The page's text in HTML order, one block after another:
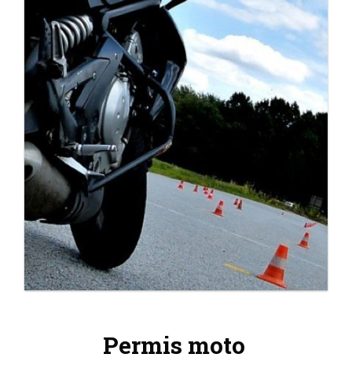
Permis moto